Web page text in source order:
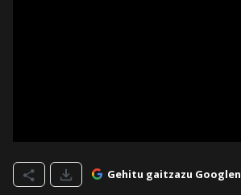
Gehitu gaitzazu Googlen